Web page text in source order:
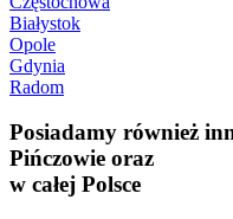
Białystok
Opole
Gdynia
Radom
Posiadamy również
Pińczowie oraz
w całej Polsce